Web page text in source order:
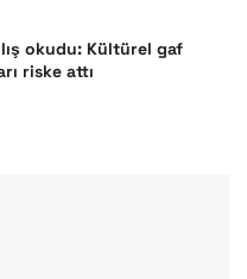
okudu: Kültürel gaf
riske attı